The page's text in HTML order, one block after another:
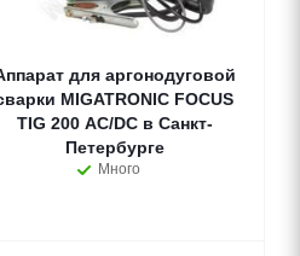
для аргонодуговой
MIGATRONIC FOCUS
TIG 200 AC/DC в Санкт-
Петербурге
Много